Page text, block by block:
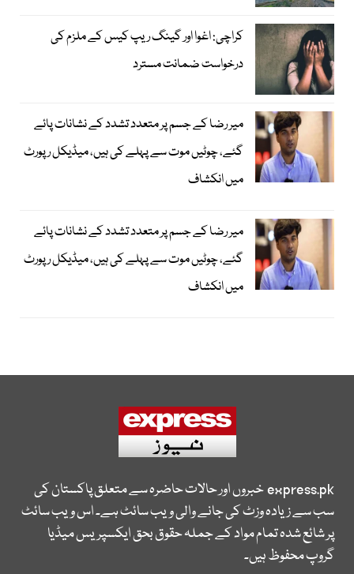
کراچی: اغوا اور گینگ ریپ کیس کے ملزم کی
درخواست ضمانت مسترد
میر رضا کے جسم پر متعدد تشدد کے نشانات پائے
گئے، چوٹیں موت سے پہلے کی ہیں، میڈیکل رپورٹ
میں انکشاف
میر رضا کے جسم پر متعدد تشدد کے نشانات پائے
گئے، چوٹیں موت سے پہلے کی ہیں، میڈیکل رپورٹ
میں انکشاف
express.pkخبروں اور حالات حاضرہ سے متعلق پاکستان کی
سب سے زیادہ وزٹ کی جانے والی ویب سائٹ ہے۔ اس ویب سائٹ
پر شائع شدہ تمام مواد کے جملہ حقوق بحق ایکسپریس میڈیا
گروپ محفوظ ہیں۔